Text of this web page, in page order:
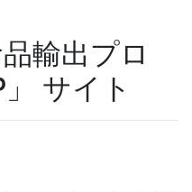
輸出プロ
サイト